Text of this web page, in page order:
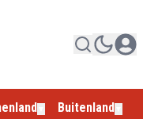
Buitenland